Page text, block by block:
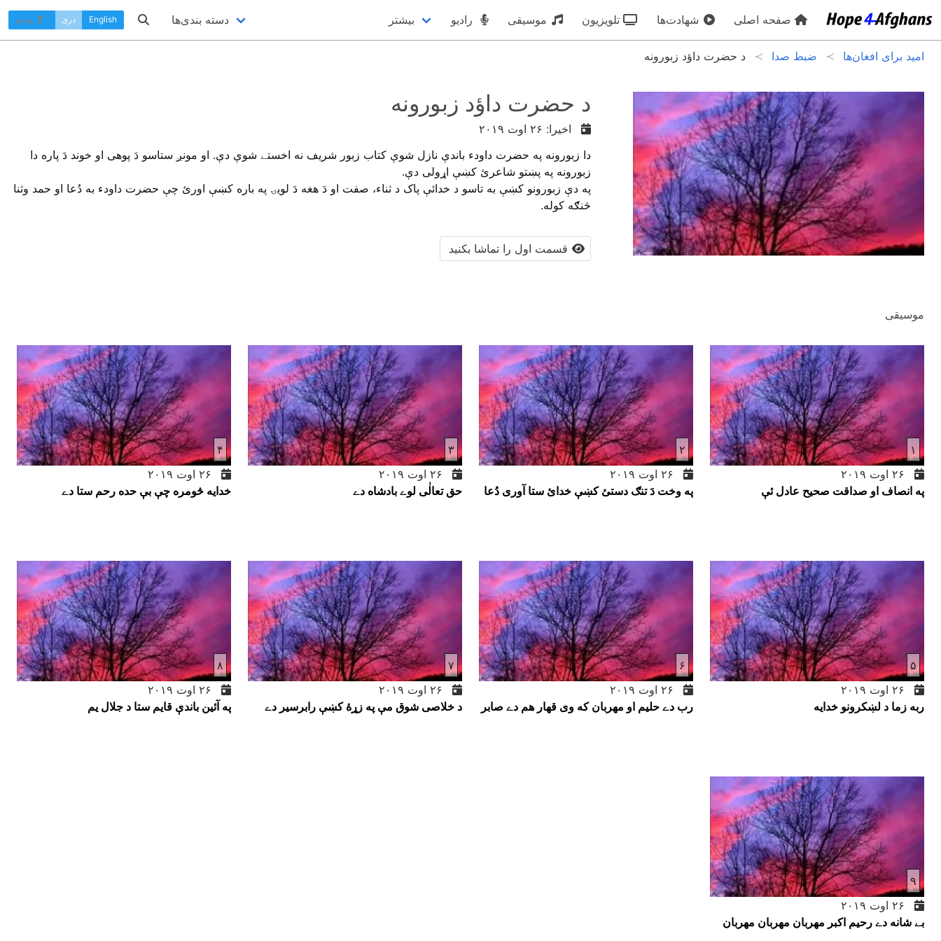
صفحه اصلی شهادت‌ها تلویزیون موسیقی رادیو بیشتر دسته بندی‌ها English دری پښتو
امید برای افغان‌ها ضبط صدا د حضرت داؤد زبورونه
د حضرت داؤد زبورونه
اخیرا: ۲۶ اوت ۲۰۱۹
دا زبورونه په حضرت داودﺀ باندې نازل شوې کتاب زبور شريف نه اخستے شوې دې. او مونږ ستاسو دَ پوهى او خوند دَ پاره دا
زبورونه په پښتو شاعرئ کښې اړولى دې.
په دې زبورونو کښې به تاسو د خدائې پاک د ثناء، صفت او دَ هغه دَ لويۍ په باره کښې اورئ چې حضرت داودﺀ به دُعا او حمد وثنا
څنګه کوله.
قسمت اول را تماشا بکنید
موسیقی
۱
په انصاف او صداقت صحيح عادل ئې
۲
په وخت دَ تنګ دستئ کښې خدا‌‌‌ئ ستا آورى دُعا
۳
حق تعالٰى لوے بادشاه دے
۴
خدايه څومره چې بې حده رحم ستا دے
۵
ربه زما د لښکرونو خدايه
۶
رب دے حليم او مهربان که وى قهار هم دے صابر
۷
د خلاصى شوق مې په زړۀ کښې رابرسير دے
۸
په آئين باندې قايم ستا د جلال يم
۹
بے شانه دے رحيم اکبر مهربان مهربان مهربان